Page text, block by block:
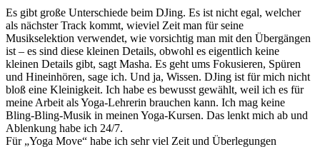
Es gibt große Unterschiede beim DJing. Es ist nicht egal, welcher
als nächster Track kommt, wieviel Zeit man für seine
Musikselektion verwendet, wie vorsichtig man mit den Übergängen
ist – es sind diese kleinen Details, obwohl es eigentlich keine
kleinen Details gibt, sagt Masha. Es geht ums Fokusieren, Spüren
und Hineinhören, sage ich. Und ja, Wissen. DJing ist für mich nicht
bloß eine Kleinigkeit. Ich habe es bewusst gewählt, weil ich es für
meine Arbeit als Yoga-Lehrerin brauchen kann. Ich mag keine
Bling-Bling-Musik in meinen Yoga-Kursen. Das lenkt mich ab und
Ablenkung habe ich 24/7.
Für „Yoga Move“ habe ich sehr viel Zeit und Überlegungen